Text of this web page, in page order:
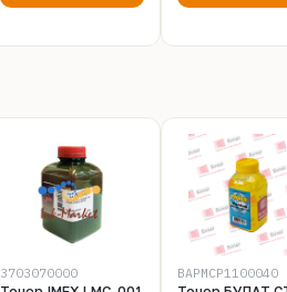
3703070000
BAPMCP1100040